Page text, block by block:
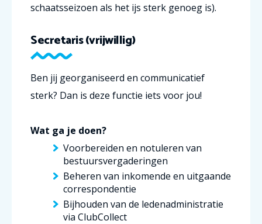
schaatsseizoen als het ijs sterk genoeg is).
Secretaris (vrijwillig)
Ben jij georganiseerd en communicatief
sterk? Dan is deze functie iets voor jou!
Wat ga je doen?
Voorbereiden en notuleren van
bestuursvergaderingen
Beheren van inkomende en uitgaande
correspondentie
Bijhouden van de ledenadministratie
via ClubCollect